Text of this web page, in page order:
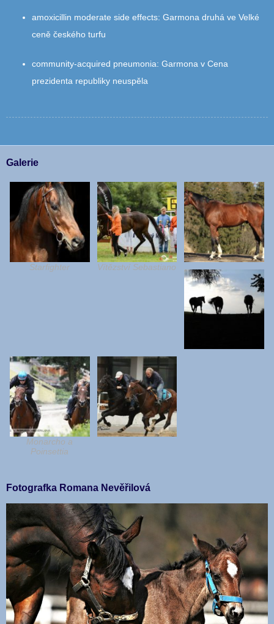
amoxicillin moderate side effects: Garmona druhá ve Velké
ceně českého turfu
community‑acquired pneumonia: Garmona v Cena
prezidenta republiky neuspěla
Galerie
Starfighter Vítězství Sebastiano
Monarcho a
Poinsettia
Fotografka Romana Nevěřilová